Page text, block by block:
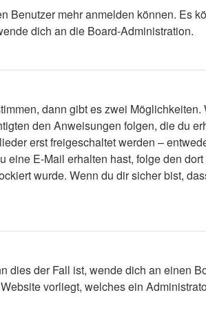
mehr anmelden können. Es
dich an die Board-Administration.
dann gibt es zwei Möglichkeiten.
den Anweisungen folgen, die du
erst freigeschaltet werden –
E-Mail erhalten hast, folge den
wurde. Wenn du dir sicher bist,
dies der Fall ist, wende dich an einen
vorliegt, welches ein